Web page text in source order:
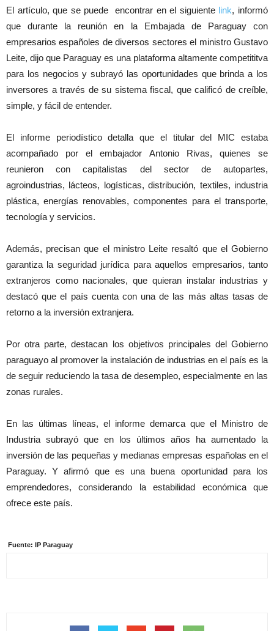
El artículo, que se puede encontrar en el siguiente link, informó
que durante la reunión en la Embajada de Paraguay con
empresarios españoles de diversos sectores el ministro Gustavo
Leite, dijo que Paraguay es una plataforma altamente competititva
para los negocios y subrayó las oportunidades que brinda a los
inversores a través de su sistema fiscal, que calificó de creíble,
simple, y fácil de entender.
El informe periodístico detalla que el titular del MIC estaba
acompañado por el embajador Antonio Rivas, quienes se
reunieron con capitalistas del sector de autopartes,
agroindustrias, lácteos, logísticas, distribución, textiles, industria
plástica, energías renovables, componentes para el transporte,
tecnología y servicios.
Además, precisan que el ministro Leite resaltó que el Gobierno
garantiza la seguridad jurídica para aquellos empresarios, tanto
extranjeros como nacionales, que quieran instalar industrias y
destacó que el país cuenta con una de las más altas tasas de
retorno a la inversión extranjera.
Por otra parte, destacan los objetivos principales del Gobierno
paraguayo al promover la instalación de industrias en el país es la
de seguir reduciendo la tasa de desempleo, especialmente en las
zonas rurales.
En las últimas líneas, el informe demarca que el Ministro de
Industria subrayó que en los últimos años ha aumentado la
inversión de las pequeñas y medianas empresas españolas en el
Paraguay. Y afirmó que es una buena oportunidad para los
emprendedores, considerando la estabilidad económica que
ofrece este país.
Fuente: IP Paraguay